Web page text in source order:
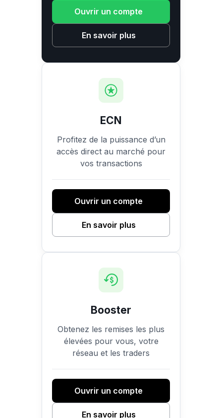
Ouvrir un compte
En savoir plus
ECN
Profitez de la puissance d’un
accès direct au marché pour
vos transactions
Ouvrir un compte
En savoir plus
Booster
Obtenez les remises les plus
élevées pour vous, votre
réseau et les traders
Ouvrir un compte
En savoir plus